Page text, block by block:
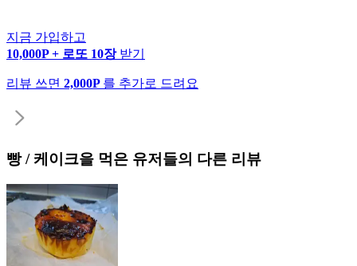
지금 가입하고
10,000P + 로또 10장 받기
리뷰 쓰면 2,000P 를 추가로 드려요
빵 / 케이크을 먹은 유저들의 다른 리뷰